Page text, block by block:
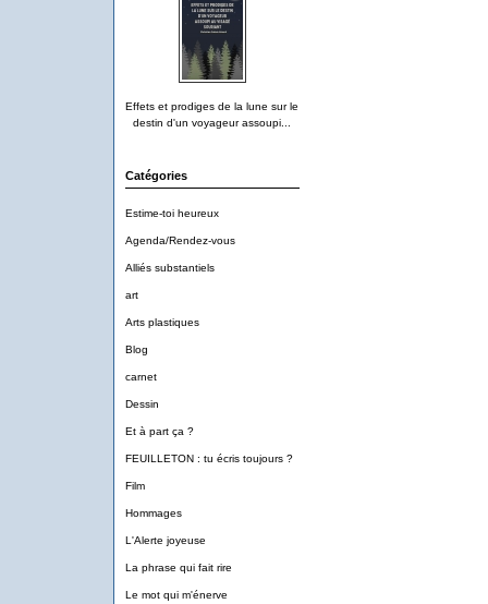
Effets et prodiges de la lune sur le
destin d'un voyageur assoupi...
Catégories
Estime-toi heureux
Agenda/Rendez-vous
Alliés substantiels
art
Arts plastiques
Blog
carnet
Dessin
Et à part ça ?
FEUILLETON : tu écris toujours ?
Film
Hommages
L'Alerte joyeuse
La phrase qui fait rire
Le mot qui m'énerve